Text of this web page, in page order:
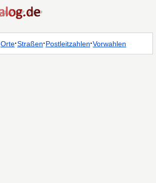
Orte·Straßen·Postleitzahlen·Vorwahlen